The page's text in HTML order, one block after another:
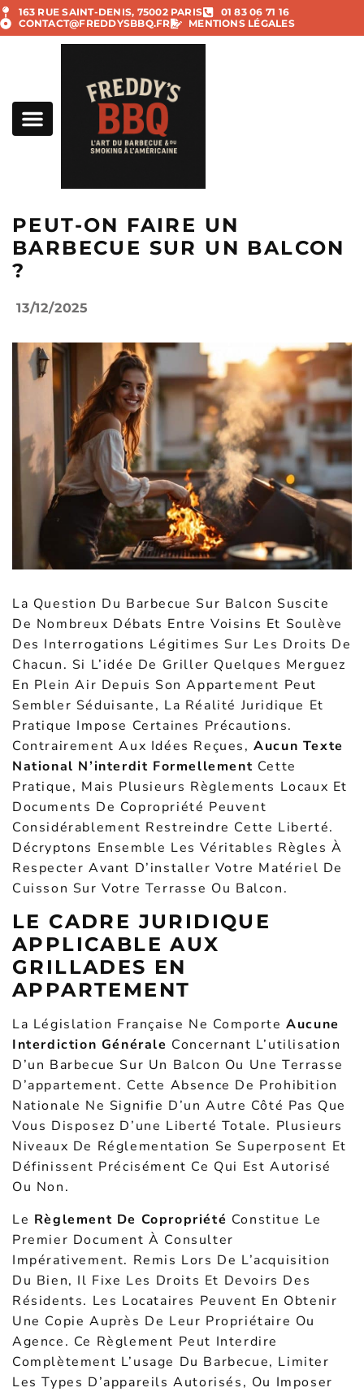
163 RUE SAINT-DENIS, 75002 PARIS
01 83 06 71 16
CONTACT@FREDDYSBBQ.FR
MENTIONS LÉGALES
PEUT-ON FAIRE UN
BARBECUE SUR UN BALCON​
?
13/12/2025
La Question Du Barbecue Sur Balcon Suscite
De Nombreux Débats Entre Voisins Et Soulève
Des Interrogations Légitimes Sur Les Droits De
Chacun. Si L’idée De Griller Quelques Merguez
En Plein Air Depuis Son Appartement Peut
Sembler Séduisante, La Réalité Juridique Et
Pratique Impose Certaines Précautions.
Contrairement Aux Idées Reçues,Aucun Texte
National N’interdit Formellement Cette
Pratique, Mais Plusieurs Règlements Locaux Et
Documents De Copropriété Peuvent
Considérablement Restreindre Cette Liberté.
Décryptons Ensemble Les Véritables Règles À
Respecter Avant D’installer Votre Matériel De
Cuisson Sur Votre Terrasse Ou Balcon.
LE CADRE JURIDIQUE
APPLICABLE AUX
GRILLADES EN
APPARTEMENT
La Législation Française Ne ComporteAucune
Interdiction Générale Concernant L’utilisation
D’un Barbecue Sur Un Balcon Ou Une Terrasse
D’appartement. Cette Absence De Prohibition
Nationale Ne Signifie D’un Autre Côté Pas Que
Vous Disposez D’une Liberté Totale. Plusieurs
Niveaux De Réglementation Se Superposent Et
Définissent Précisément Ce Qui Est Autorisé
Ou Non.
Le Règlement De Copropriété Constitue Le
Premier Document À Consulter
Impérativement. Remis Lors De L’acquisition
Du Bien, Il Fixe Les Droits Et Devoirs Des
Résidents. Les Locataires Peuvent En Obtenir
Une Copie Auprès De Leur Propriétaire Ou
Agence. Ce Règlement Peut Interdire
Complètement L’usage Du Barbecue, Limiter
Les Types D’appareils Autorisés, Ou Imposer